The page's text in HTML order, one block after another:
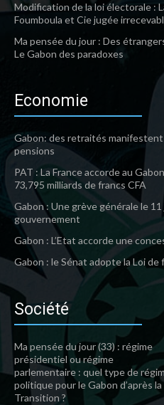
Modification de la loi électorale :
Foumboula et Cie jugée
Ma pensée du jour : Des
Le Gabon des paradoxes
Economie
Gabon: des retraités
pensions
PAT : La France accorde au
73,795 milliards de francs CFA
Gabon : Une grève générale le
gouvernement
Gabon : L’Etat accorde une
Gabon : le Sénat adopte la Loi
Société
Ma pensée du jour (33) : régime
présidentiel ou régime
parlementaire : quel type de
politique pour le Gabon d’après la
Transition ?